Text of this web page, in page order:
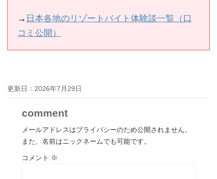
→ 日本各地のリゾートバイト体験談一覧（口
コミ公開）
更新日： 2026年7月29日
comment
メールアドレスはプライバシーのため公開されません。
また、名前はニックネームでも可能です。
コメント ※